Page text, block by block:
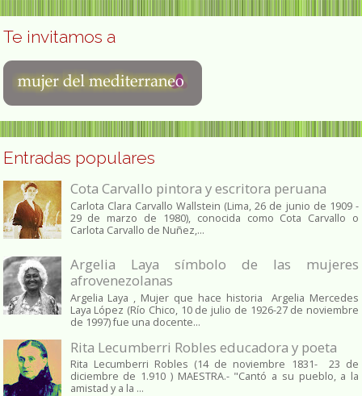
Te invitamos a
Entradas populares
Cota Carvallo pintora y escritora peruana
Carlota Clara Carvallo Wallstein (Lima, 26 de junio de 1909 -
29 de marzo de 1980), conocida como Cota Carvallo o
Carlota Carvallo de Nuñez,...
Argelia Laya símbolo de las mujeres
afrovenezolanas
Argelia Laya , Mujer que hace historia Argelia Mercedes
Laya López (Río Chico, 10 de julio de 1926-27 de noviembre
de 1997) fue una docente...
Rita Lecumberri Robles educadora y poeta
Rita Lecumberri Robles (14 de noviembre 1831- 23 de
diciembre de 1.910 ) MAESTRA.- "Cantó a su pueblo, a la
amistad y a la ...